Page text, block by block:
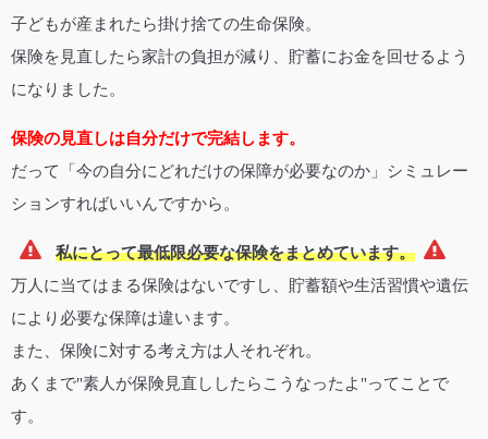
子どもが産まれたら掛け捨ての生命保険。
保険を見直したら家計の負担が減り、貯蓄にお金を回せるよう
になりました。
保険の見直しは自分だけで完結します。
だって「今の自分にどれだけの保障が必要なのか」シミュレー
ションすればいいんですから。
私にとって最低限必要な保険をまとめています。
万人に当てはまる保険はないですし、貯蓄額や生活習慣や遺伝
により必要な保障は違います。
また、保険に対する考え方は人それぞれ。
あくまで"素人が保険見直ししたらこうなったよ"ってことで
す。